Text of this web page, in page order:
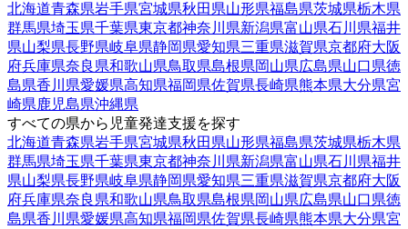
北海道青森県岩手県宮城県秋田県山形県福島県茨城県栃木県
群馬県埼玉県千葉県東京都神奈川県新潟県富山県石川県福井
県山梨県長野県岐阜県静岡県愛知県三重県滋賀県京都府大阪
府兵庫県奈良県和歌山県鳥取県島根県岡山県広島県山口県徳
島県香川県愛媛県高知県福岡県佐賀県長崎県熊本県大分県宮
崎県鹿児島県沖縄県
すべての県から児童発達支援を探す
北海道青森県岩手県宮城県秋田県山形県福島県茨城県栃木県
群馬県埼玉県千葉県東京都神奈川県新潟県富山県石川県福井
県山梨県長野県岐阜県静岡県愛知県三重県滋賀県京都府大阪
府兵庫県奈良県和歌山県鳥取県島根県岡山県広島県山口県徳
島県香川県愛媛県高知県福岡県佐賀県長崎県熊本県大分県宮